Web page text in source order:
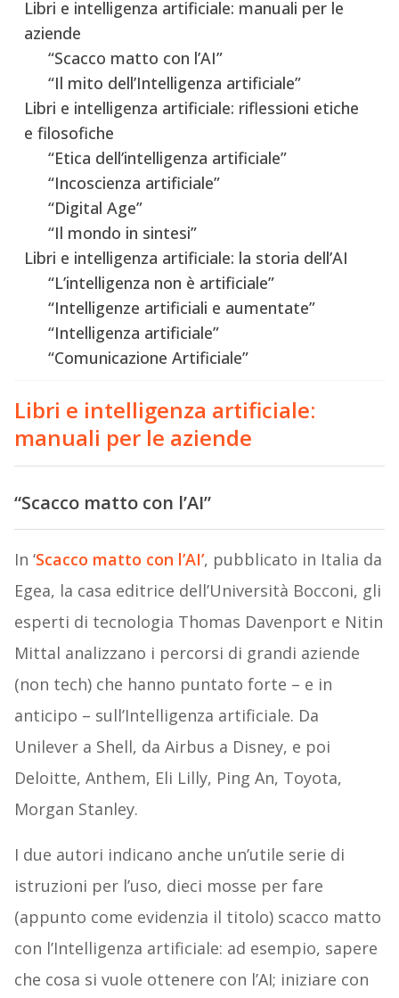
Libri e intelligenza artificiale: manuali per le
aziende
“Scacco matto con l’AI”
“Il mito dell’Intelligenza artificiale”
Libri e intelligenza artificiale: riflessioni etiche
e filosofiche
“Etica dell’intelligenza artificiale”
“Incoscienza artificiale”
“Digital Age”
“Il mondo in sintesi”
Libri e intelligenza artificiale: la storia dell’AI
“L’intelligenza non è artificiale”
“Intelligenze artificiali e aumentate”
“Intelligenza artificiale”
“Comunicazione Artificiale”
Libri e intelligenza artificiale:
manuali per le aziende
“Scacco matto con l’AI”
In ‘Scacco matto con l’AI’, pubblicato in Italia da
Egea, la casa editrice dell’Università Bocconi, gli
esperti di tecnologia Thomas Davenport e Nitin
Mittal analizzano i percorsi di grandi aziende
(non tech) che hanno puntato forte – e in
anticipo – sull’Intelligenza artificiale. Da
Unilever a Shell, da Airbus a Disney, e poi
Deloitte, Anthem, Eli Lilly, Ping An, Toyota,
Morgan Stanley.
I due autori indicano anche un’utile serie di
istruzioni per l’uso, dieci mosse per fare
(appunto come evidenzia il titolo) scacco matto
con l’Intelligenza artificiale: ad esempio, sapere
che cosa si vuole ottenere con l’AI; iniziare con